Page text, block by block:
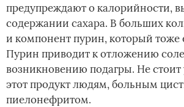
предупреждают о калорийности,
содержании сахара. В больших
и компонент пурин, который тоже
Пурин приводит к отложению
возникновению подагры. Не стоит
этот продукт людям, больным
пиелонефритом.